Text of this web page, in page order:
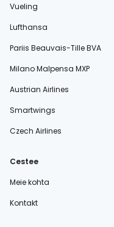
Vueling
Lufthansa
Pariis Beauvais-Tille BVA
Milano Malpensa MXP
Austrian Airlines
Smartwings
Czech Airlines
Cestee
Meie kohta
Kontakt